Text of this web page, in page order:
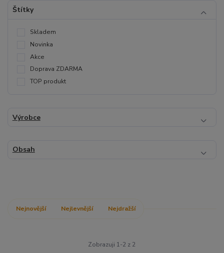
Štítky
Skladem
Novinka
Akce
Doprava ZDARMA
TOP produkt
Výrobce
Obsah
Nejnovější Nejlevnější Nejdražší
Zobrazuji 1-2 z 2